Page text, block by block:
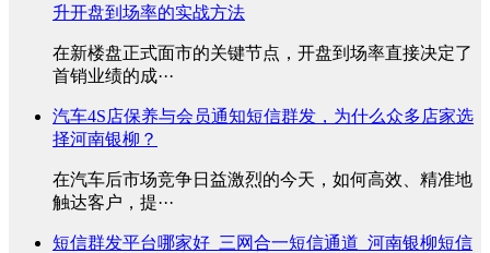
升开盘到场率的实战方法
在新楼盘正式面市的关键节点，开盘到场率直接决定了
首销业绩的成···
汽车4S店保养与会员通知短信群发，为什么众多店家选
择河南银柳？
在汽车后市场竞争日益激烈的今天，如何高效、精准地
触达客户，提···
短信群发平台哪家好_三网合一短信通道_河南银柳短信